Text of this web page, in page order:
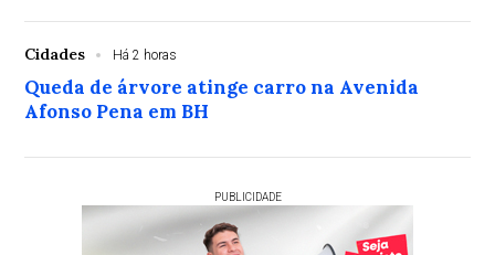
Cidades Há 2 horas
Queda de árvore atinge carro na Avenida
Afonso Pena em BH
PUBLICIDADE